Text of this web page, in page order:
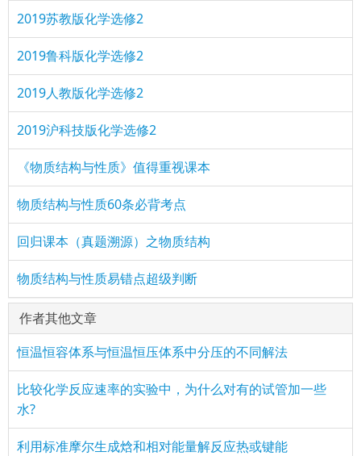
2019苏教版化学选修2
2019鲁科版化学选修2
2019人教版化学选修2
2019沪科技版化学选修2
《物质结构与性质》值得重视课本
物质结构与性质60条必背考点
回归课本（真题溯源）之物质结构
物质结构与性质易错点超级判断
作者其他文章
恒温恒容体系与恒温恒压体系中分压的不同解法
比较化学反应速率的实验中，为什么对有的试管加一些
水?
利用标准摩尔生成焓和相对能量解反应热或键能